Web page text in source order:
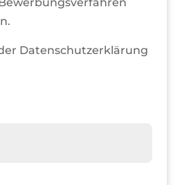
Datenschutzerklärung